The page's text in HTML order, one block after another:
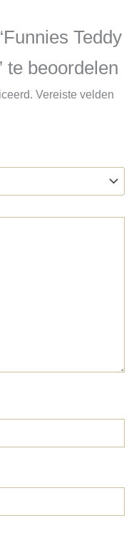
Teddy
te beoordelen
Vereiste velden